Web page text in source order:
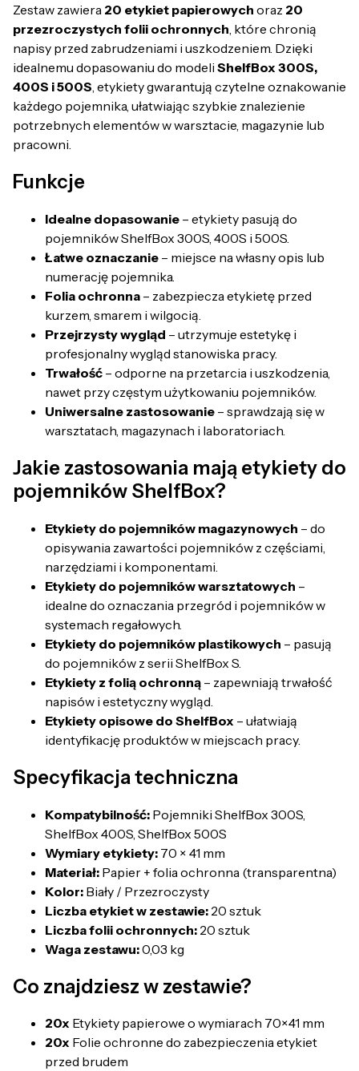
Zestaw zawiera 20 etykiet papierowych oraz 20
przezroczystych folii ochronnych, które chronią
napisy przed zabrudzeniami i uszkodzeniem. Dzięki
idealnemu dopasowaniu do modeli ShelfBox 300S,
400S i 500S, etykiety gwarantują czytelne oznakowanie
każdego pojemnika, ułatwiając szybkie znalezienie
potrzebnych elementów w warsztacie, magazynie lub
pracowni.
Funkcje
Idealne dopasowanie – etykiety pasują do
pojemników ShelfBox 300S, 400S i 500S.
Łatwe oznaczanie – miejsce na własny opis lub
numerację pojemnika.
Folia ochronna – zabezpiecza etykietę przed
kurzem, smarem i wilgocią.
Przejrzysty wygląd – utrzymuje estetykę i
profesjonalny wygląd stanowiska pracy.
Trwałość – odporne na przetarcia i uszkodzenia,
nawet przy częstym użytkowaniu pojemników.
Uniwersalne zastosowanie – sprawdzają się w
warsztatach, magazynach i laboratoriach.
Jakie zastosowania mają etykiety do
pojemników ShelfBox?
Etykiety do pojemników magazynowych – do
opisywania zawartości pojemników z częściami,
narzędziami i komponentami.
Etykiety do pojemników warsztatowych –
idealne do oznaczania przegród i pojemników w
systemach regałowych.
Etykiety do pojemników plastikowych – pasują
do pojemników z serii ShelfBox S.
Etykiety z folią ochronną – zapewniają trwałość
napisów i estetyczny wygląd.
Etykiety opisowe do ShelfBox – ułatwiają
identyfikację produktów w miejscach pracy.
Specyfikacja techniczna
Kompatybilność: Pojemniki ShelfBox 300S,
ShelfBox 400S, ShelfBox 500S
Wymiary etykiety: 70 × 41 mm
Materiał: Papier + folia ochronna (transparentna)
Kolor: Biały / Przezroczysty
Liczba etykiet w zestawie: 20 sztuk
Liczba folii ochronnych: 20 sztuk
Waga zestawu:0,03 kg
Co znajdziesz w zestawie?
20x Etykiety papierowe o wymiarach 70×41 mm
20x Folie ochronne do zabezpieczenia etykiet
przed brudem